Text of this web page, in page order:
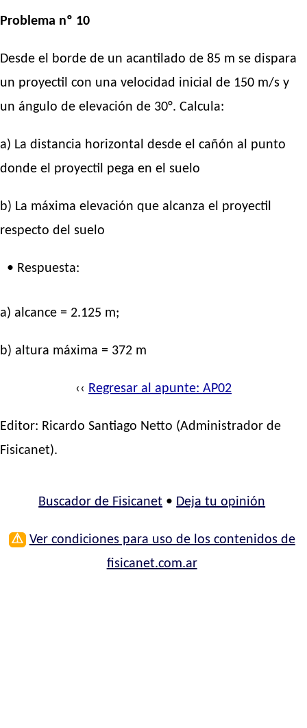
Problema nº 10
Desde el borde de un acantilado de 85 m se dispara
un proyectil con una velocidad inicial de 150 m/s y
un ángulo de elevación de 30°. Calcula:
a) La distancia horizontal desde el cañón al punto
donde el proyectil pega en el suelo
b) La máxima elevación que alcanza el proyectil
respecto del suelo
• Respuesta:
a) alcance = 2.125 m;
b) altura máxima = 372 m
‹‹ Regresar al apunte: AP02
Editor: Ricardo Santiago Netto (Administrador de
Fisicanet).
Buscador de Fisicanet • Deja tu opinión
⚠ Ver condiciones para uso de los contenidos de
fisicanet.com.ar